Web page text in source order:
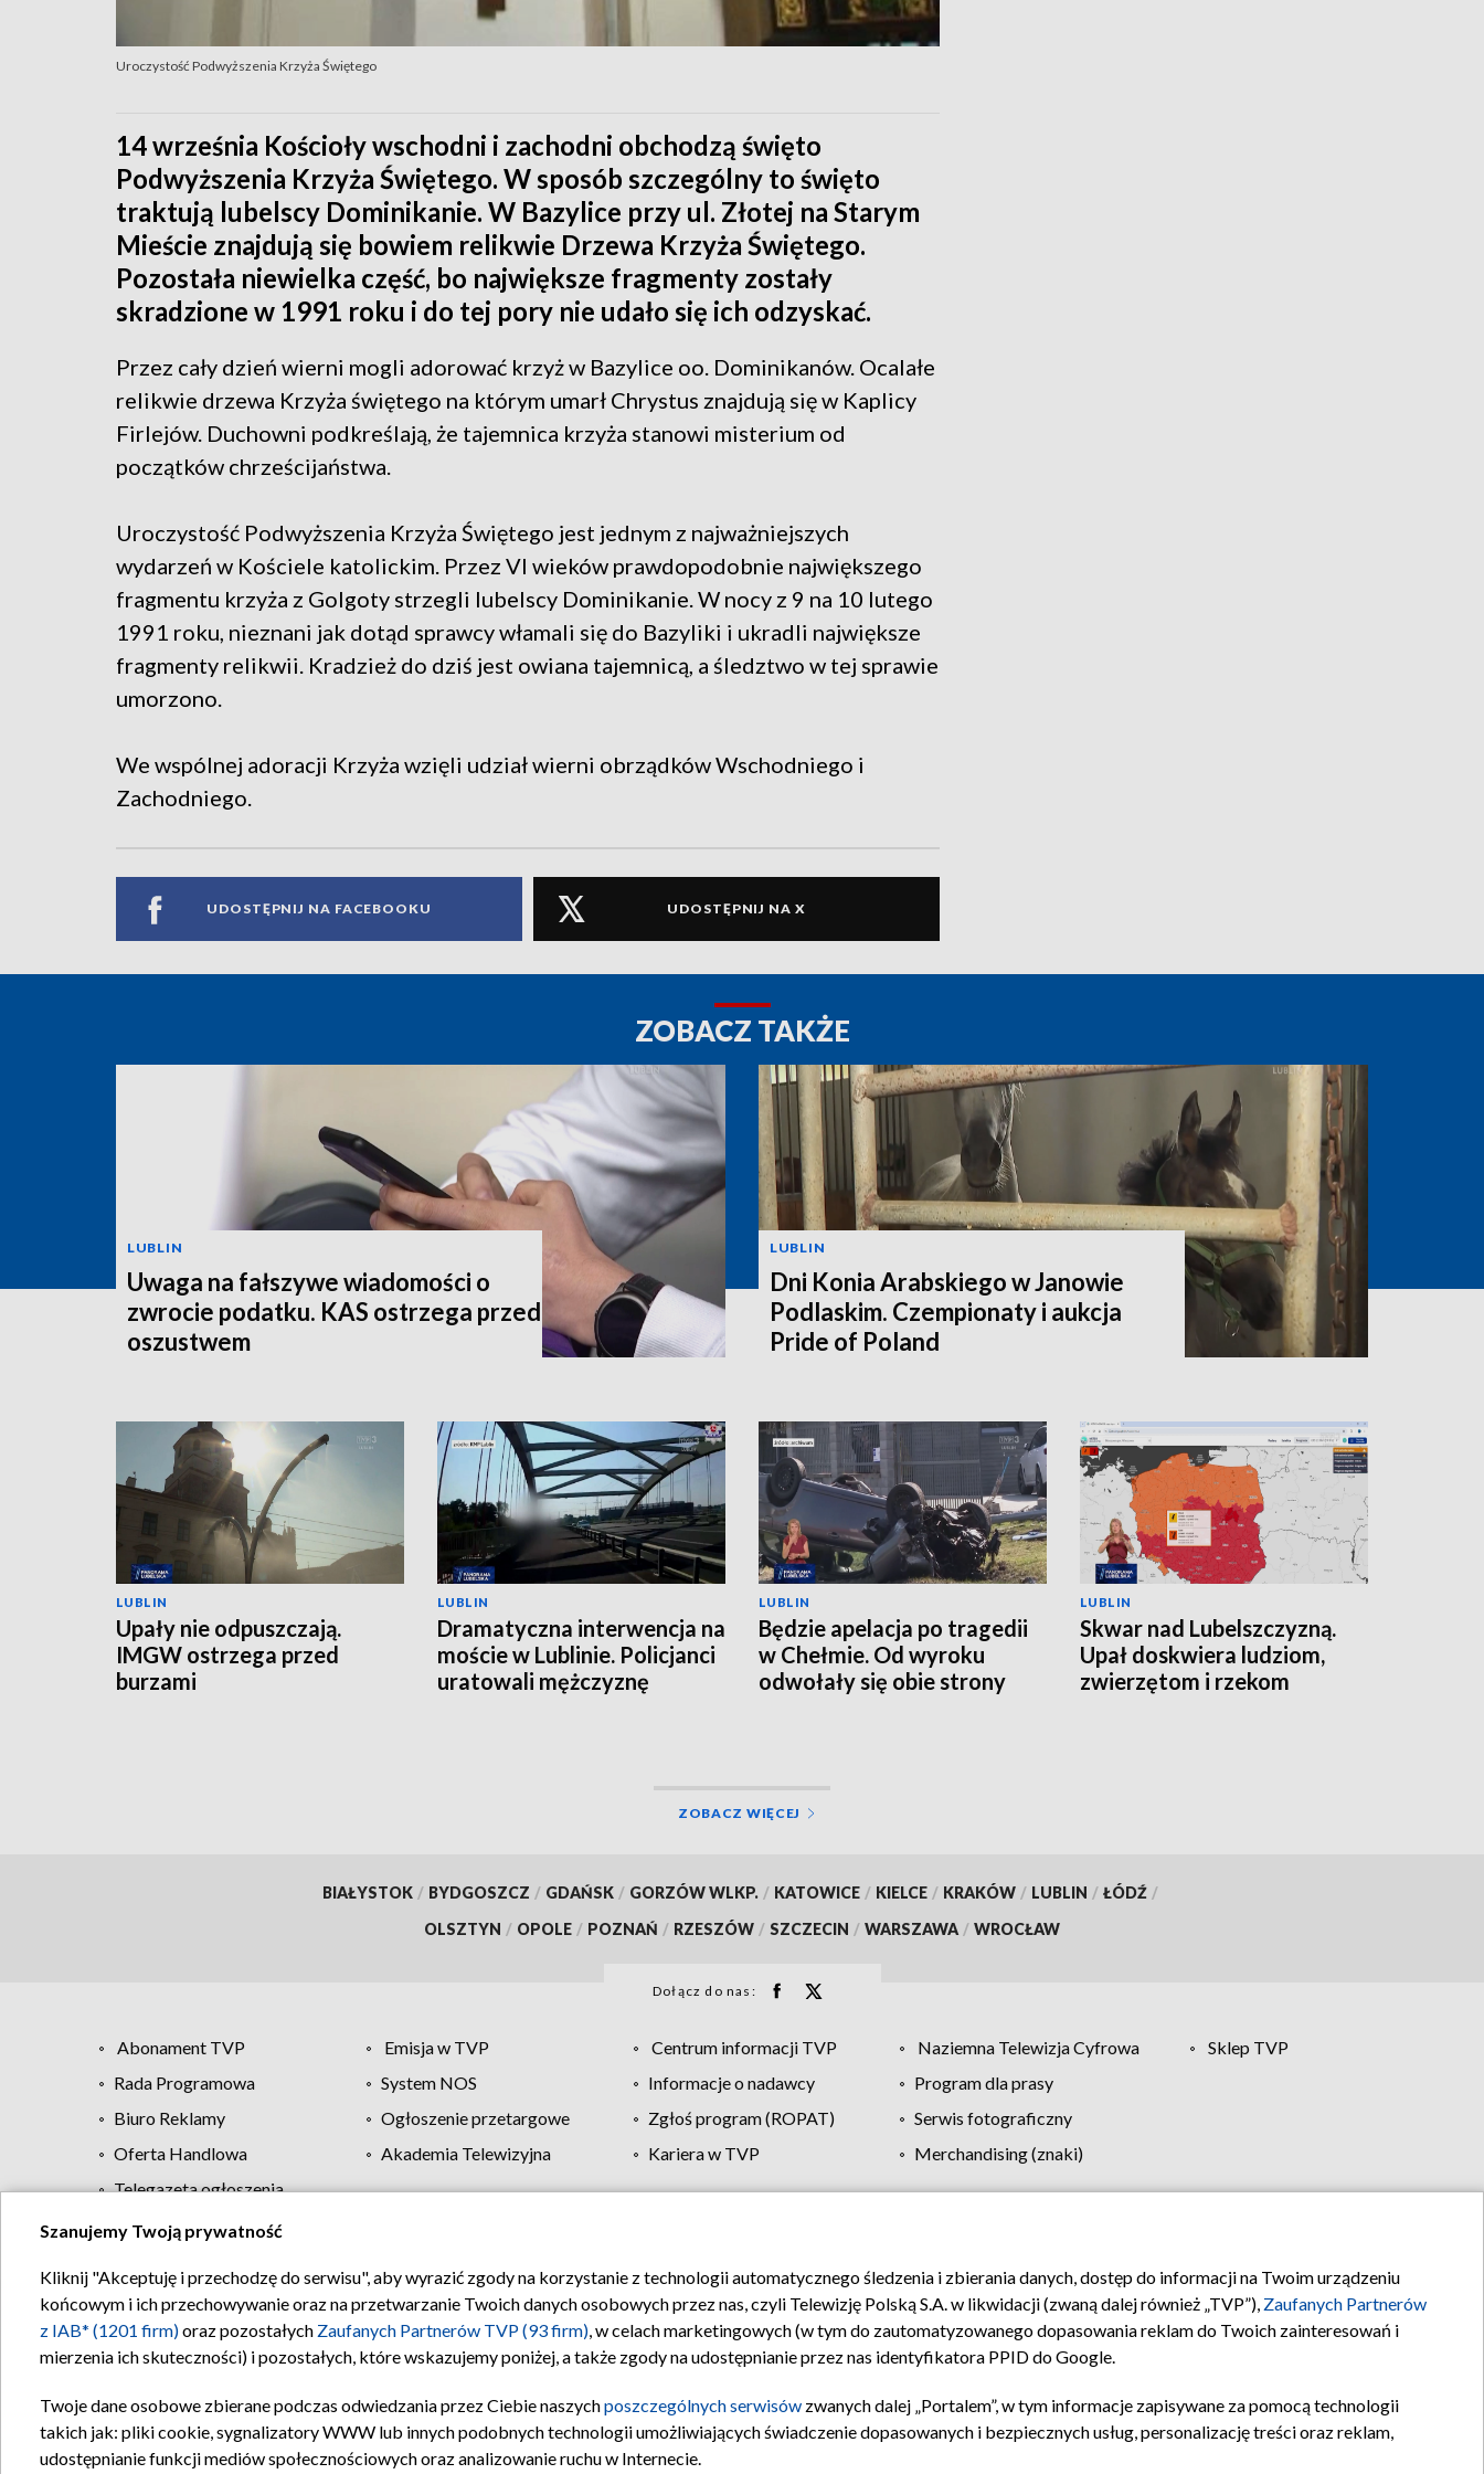
Uroczystość Podwyższenia Krzyża Świętego
14 września Kościoły wschodni i zachodni obchodzą święto
Podwyższenia Krzyża Świętego. W sposób szczególny to święto
traktują lubelscy Dominikanie. W Bazylice przy ul. Złotej na Starym
Mieście znajdują się bowiem relikwie Drzewa Krzyża Świętego.
Pozostała niewielka część, bo największe fragmenty zostały
skradzione w 1991 roku i do tej pory nie udało się ich odzyskać.
Przez cały dzień wierni mogli adorować krzyż w Bazylice oo. Dominikanów. Ocalałe
relikwie drzewa Krzyża świętego na którym umarł Chrystus znajdują się w Kaplicy
Firlejów. Duchowni podkreślają, że tajemnica krzyża stanowi misterium od
początków chrześcijaństwa.
Uroczystość Podwyższenia Krzyża Świętego jest jednym z najważniejszych
wydarzeń w Kościele katolickim. Przez VI wieków prawdopodobnie największego
fragmentu krzyża z Golgoty strzegli lubelscy Dominikanie. W nocy z 9 na 10 lutego
1991 roku, nieznani jak dotąd sprawcy włamali się do Bazyliki i ukradli największe
fragmenty relikwii. Kradzież do dziś jest owiana tajemnicą, a śledztwo w tej sprawie
umorzono.
We wspólnej adoracji Krzyża wzięli udział wierni obrządków Wschodniego i
Zachodniego.
UDOSTĘPNIJ NA FACEBOOKU UDOSTĘPNIJ NA X
ZOBACZ TAKŻE
LUBLIN
Uwaga na fałszywe wiadomości o
zwrocie podatku. KAS ostrzega przed
oszustwem
LUBLIN
Dni Konia Arabskiego w Janowie
Podlaskim. Czempionaty i aukcja
Pride of Poland
LUBLIN
Upały nie odpuszczają.
IMGW ostrzega przed
burzami
LUBLIN
Dramatyczna interwencja na
moście w Lublinie. Policjanci
uratowali mężczyznę
LUBLIN
Będzie apelacja po tragedii
w Chełmie. Od wyroku
odwołały się obie strony
LUBLIN
Skwar nad Lubelszczyzną.
Upał doskwiera ludziom,
zwierzętom i rzekom
ZOBACZ WIĘCEJ
BIAŁYSTOK / BYDGOSZCZ / GDAŃSK / GORZÓW WLKP. / KATOWICE / KIELCE / KRAKÓW / LUBLIN / ŁÓDŹ /
OLSZTYN / OPOLE / POZNAŃ / RZESZÓW / SZCZECIN / WARSZAWA / WROCŁAW
Dołącz do nas:
Abonament TVP Emisja w TVP Centrum informacji TVP Naziemna Telewizja Cyfrowa
Sklep TVP
Rada Programowa
System NOS Informacje o nadawcy
Program dla prasy
Biuro Reklamy
Ogłoszenie przetargowe Zgłoś program (ROPAT)
Serwis fotograficzny
Oferta Handlowa
Akademia Telewizyjna Kariera w TVP
Merchandising (znaki)
Telegazeta ogłoszenia
Regulamin TVP Polityka prywatności Moje zgody Pomoc Biuro reklamy Kontakt
Szanujemy Twoją prywatność
Kliknij "Akceptuję i przechodzę do serwisu", aby wyrazić zgody na korzystanie z technologii automatycznego śledzenia i zbierania danych, dostęp do informacji na Twoim urządzeniu
końcowym i ich przechowywanie oraz na przetwarzanie Twoich danych osobowych przez nas, czyli Telewizję Polską S.A. w likwidacji (zwaną dalej również „TVP”), Zaufanych Partnerów
z IAB* (1201 firm)oraz pozostałych Zaufanych Partnerów TVP (93 firm), w celach marketingowych (w tym do zautomatyzowanego dopasowania reklam do Twoich zainteresowań i
mierzenia ich skuteczności) i pozostałych, które wskazujemy poniżej, a także zgody na udostępnianie przez nas identyfikatora PPID do Google.
Twoje dane osobowe zbierane podczas odwiedzania przez Ciebie naszychposzczególnych serwisów zwanych dalej „Portalem”, w tym informacje zapisywane za pomocą technologii
takich jak: pliki cookie, sygnalizatory WWW lub innych podobnych technologii umożliwiających świadczenie dopasowanych i bezpiecznych usług, personalizację treści oraz reklam,
udostępnianie funkcji mediów społecznościowych oraz analizowanie ruchu w Internecie.